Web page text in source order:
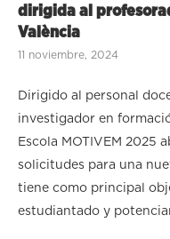
dirigida al
València
11 noviembre, 2024
Dirigido al personal
investigador en
Escola MOTIVEM 2025
solicitudes para una
tiene como principal
estudiantado y